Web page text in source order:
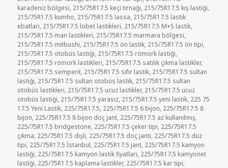
karadeniz bölgesi, 215/75R17.5 keçi tırnağı, 215/75R17.5 kış lastiği,
215/75R17.5 kumho, 215/75R17.5 lassa, 215/75R17.5 lastik
ebatları, 215/75R17.5 lobet lastikleri, 215/75R17.5 M+S lastik,
215/75R17.5 man lastikleri, 215/75R17.5 marmara bölgesi,
215/75R17.5 mitbushi, 215/75R17.5 ön lastik, 215/75R17.5 ön tipi,
215/75R17.5 otobüs lastiği, 215/75R17.5 römork lastiği,
215/75R17.5 römork lastikleri, 215/75R17.5 satılık çıkma lastikler,
215/75R17.5 semperit, 215/75R17.5 sıfır lastik, 215/75R17.5 sultan
lastiği, 215/75R17.5 sultan otobüs lastik, 215/75R17.5 sultan
otobüs lastikleri, 215/75R17.5 ucuz lastikler, 215/75R17.5 ucuz
otobüs lastiği, 215/75R17.5 yarasız, 215/75R17.5 yeni lastik, 225 75
17.5 Yeni Lastik, 225/75R17.5, 225/75R17.5 6 bijon, 225/75R17.5 8
bijon, 225/75R17.5 8 bijon doç jant, 225/75R17.5 az kullanılmış,
225/75R17.5 bridgestone, 225/75R17.5 çeker tipi, 225/75R17.5
çıkma, 225/75R17.5 dişli, 225/75R17.5 doç jantı, 225/75R17.5 düz
tipi, 225/75R17.5 İstanbul, 225/75R17.5 jant, 225/75R17.5 kamyon
lastiği, 225/75R17.5 kamyon lastik fiyatları, 225/75R17.5 kamyonet
lastiği, 225/75R17.5 kaplama lastikler, 225/75R17.5 kar tipi,